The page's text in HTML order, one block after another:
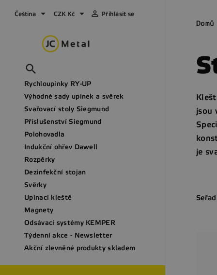
Čeština  CZK Kč   Přihlásit se

Rychloupínky RY-UP
Výhodné sady upínek a svěrek
Svařovací stoly Siegmund
Příslušenství Siegmund
Polohovadla
Indukční ohřev Dawell
Rozpěrky
Dezinfekční stojan
Svěrky
Upínací kleště
Magnety
Odsávací systémy KEMPER
Týdenní akce - Newsletter
Akční zlevněné produkty skladem
Domů
jsou
je